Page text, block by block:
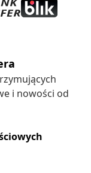
i nowości od